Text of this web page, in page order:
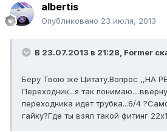
albertis
Опубликовано 23 июля, 2013
В 23.07.2013 в 21:28, Former
Беру Твою же Цитату.Вопрос ,,НА
Переходник...я так
переходника идет трубка...6/4
гайку?Где ты взял такой фитинг